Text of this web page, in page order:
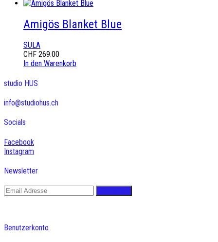
Amigös Blanket Blue
SULA
CHF 269.00
In den Warenkorb
studio HUS
info@studiohus.ch
Socials
Facebook
Instagram
Newsletter
Benutzerkonto